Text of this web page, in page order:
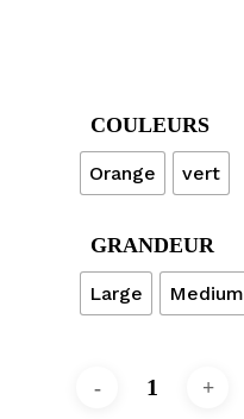
COULEURS
Orange vert
GRANDEUR
Large Medium